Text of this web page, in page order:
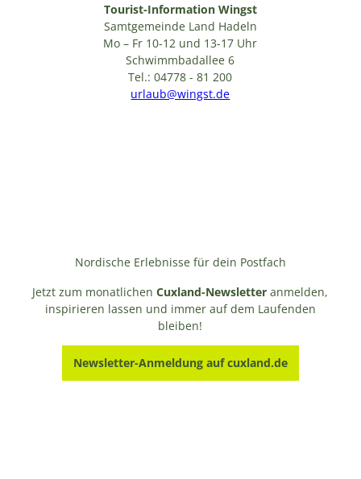
Tourist-Information Wingst
Samtgemeinde Land Hadeln
Mo – Fr 10-12 und 13-17 Uhr
Schwimmbadallee 6
Tel.: 04778 - 81 200
urlaub@wingst.de
Nordische Erlebnisse für dein Postfach
Jetzt zum monatlichenCuxland-Newsletter anmelden,
inspirieren lassen und immer auf dem Laufenden
bleiben!
Newsletter-Anmeldung auf cuxland.de